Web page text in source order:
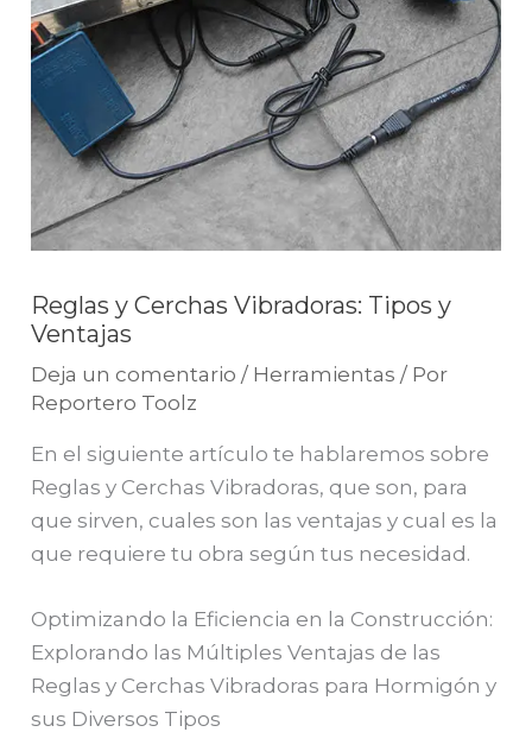
Reglas y Cerchas Vibradoras: Tipos y
Ventajas
Deja un comentario / Herramientas / Por
Reportero Toolz
En el siguiente artículo te hablaremos sobre
Reglas y Cerchas Vibradoras, que son, para
que sirven, cuales son las ventajas y cual es la
que requiere tu obra según tus necesidad.
Optimizando la Eficiencia en la Construcción:
Explorando las Múltiples Ventajas de las
Reglas y Cerchas Vibradoras para Hormigón y
sus Diversos Tipos